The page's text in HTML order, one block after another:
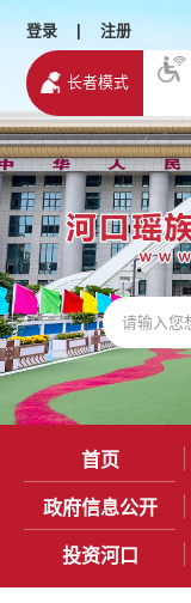
登录 | 注册
长者模式
首页
政府信息公开
投资河口